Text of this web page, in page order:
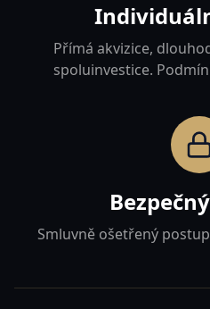
Přímá akvizice,
spoluinvestice.
Smluvně ošetřený